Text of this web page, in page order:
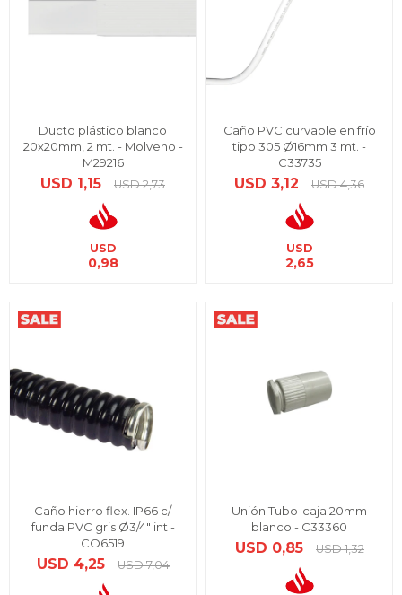
Ducto plástico blanco
20x20mm, 2 mt. - Molveno -
M29216
USD 1,15 USD 2,73
USD
0,98
Caño PVC curvable en frío
tipo 305 Ø16mm 3 mt. -
C33735
USD 3,12 USD 4,36
USD
2,65
Caño hierro flex. IP66 c/
funda PVC gris Ø3/4" int -
CO6519
USD 4,25 USD 7,04
Unión Tubo-caja 20mm
blanco - C33360
USD 0,85 USD 1,32